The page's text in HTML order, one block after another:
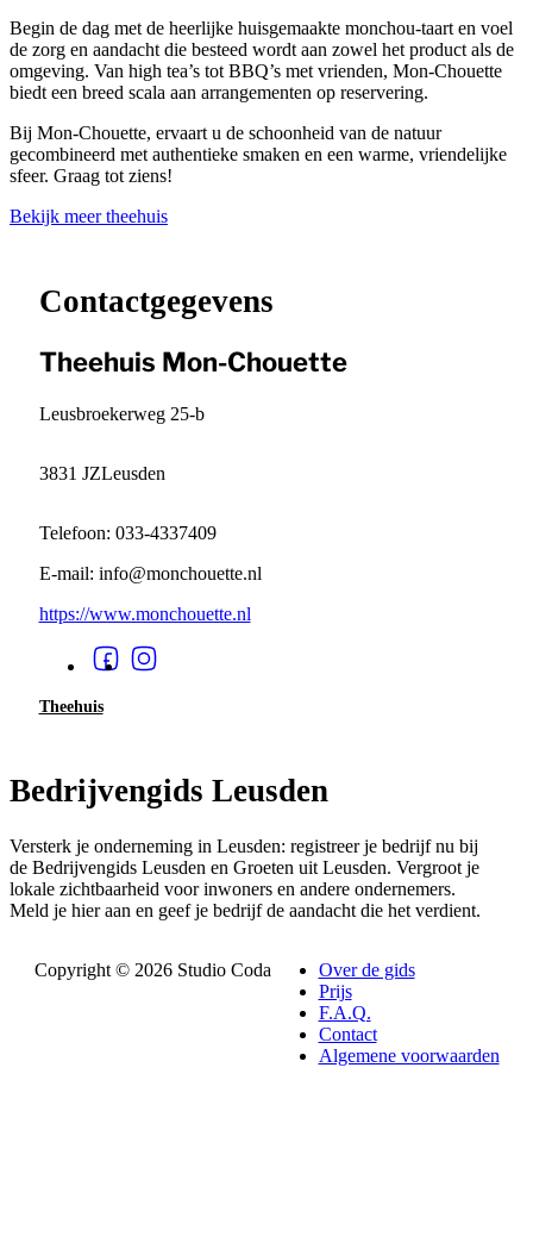
Begin de dag met de heerlijke huisgemaakte monchou-taart en voel
de zorg en aandacht die besteed wordt aan zowel het product als de
omgeving. Van high tea’s tot BBQ’s met vrienden, Mon-Chouette
biedt een breed scala aan arrangementen op reservering.
Bij Mon-Chouette, ervaart u de schoonheid van de natuur
gecombineerd met authentieke smaken en een warme, vriendelijke
sfeer. Graag tot ziens!
Bekijk meer theehuis
−
Contactgegevens
Theehuis Mon-Chouette
Leusbroekerweg 25-b
3831 JZLeusden
Telefoon: 033-4337409
E-mail: info@monchouette.nl
https://www.monchouette.nl
Theehuis
Bedrijvengids Leusden
Versterk je onderneming in Leusden: registreer je bedrijf nu bij
de Bedrijvengids Leusden en Groeten uit Leusden. Vergroot je
lokale zichtbaarheid voor inwoners en andere ondernemers.
Meld je hier aan en geef je bedrijf de aandacht die het verdient.
Copyright © 2026 Studio Coda
Over de gids
Prijs
F.A.Q.
Contact
Algemene voorwaarden